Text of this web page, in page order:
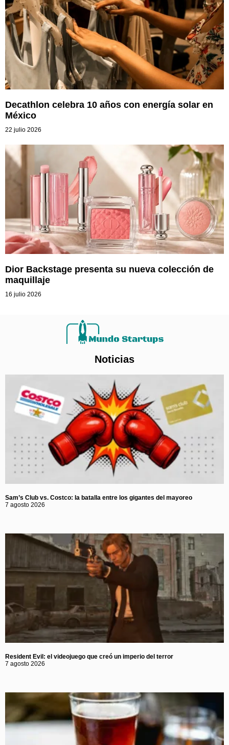
Decathlon celebra 10 años con energía solar en
México
22 julio 2026
Dior Backstage presenta su nueva colección de
maquillaje
16 julio 2026
Noticias
Sam’s Club vs. Costco: la batalla entre los gigantes del mayoreo
7 agosto 2026
Resident Evil: el videojuego que creó un imperio del terror
7 agosto 2026